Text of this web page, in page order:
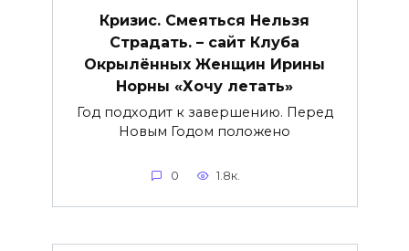
Кризис. Смеяться Нельзя
Страдать. – сайт Клуба
Окрылённых Женщин Ирины
Норны «Хочу летать»
Год подходит к завершению. Перед
Новым Годом положено
0 1.8к.